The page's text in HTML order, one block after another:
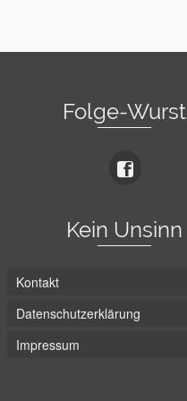
Folge-Wurst
Kein Unsinn
Kontakt
Datenschutzerklärung
Impressum